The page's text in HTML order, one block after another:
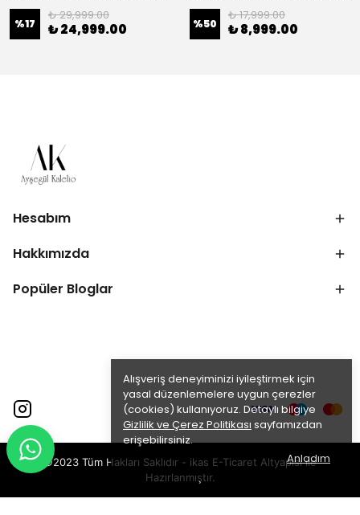
Alışveriş deneyiminizi iyileştirmek için
yasal düzenlemelere uygun çerezler
(cookies) kullanıyoruz. Detaylı bilgiye
Gizlilik ve Çerez Politikası sayfamızdan
erişebilirsiniz.
Anladım
%17
₺ 29,999.00
₺ 24,999.00 %50
₺ 17,999.00
₺ 8,999.00
Hesabım
Hakkımızda
Popüler Bloglar
©2023 Tüm Hakları Saklıdır - ikas E-Ticaret Altyapısı ile
Hazırlanmıştır.